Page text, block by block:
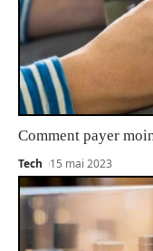
Comment payer
Tech 15 mai 2023